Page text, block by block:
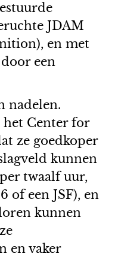
JDAM
en met
een
nadelen.
Center for
ze goedkoper
kunnen
twaalf uur,
of een JSF), en
kunnen
en vaker